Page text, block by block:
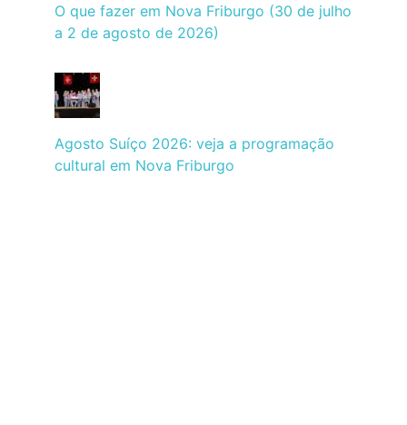
O que fazer em Nova Friburgo (30 de julho
a 2 de agosto de 2026)
Agosto Suíço 2026: veja a programação
cultural em Nova Friburgo